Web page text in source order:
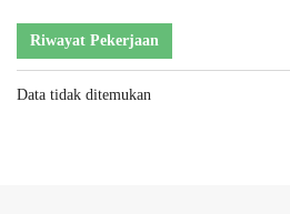
Riwayat Pekerjaan
Data tidak ditemukan